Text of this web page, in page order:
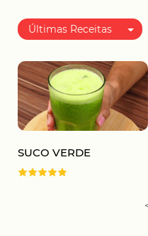
Últimas Receitas
Mais populares
SUCO VERDE